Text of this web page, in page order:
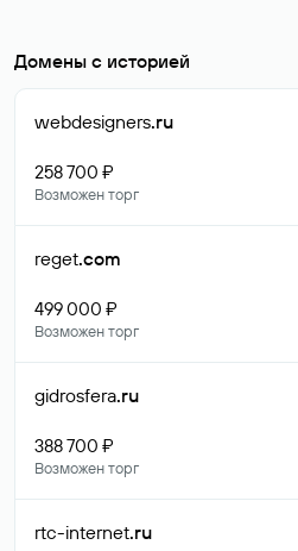
Домены с историей
webdesigners.ru
258 700 ₽
Возможен торг
reget.com
499 000 ₽
Возможен торг
gidrosfera.ru
388 700 ₽
Возможен торг
rtc-internet.ru